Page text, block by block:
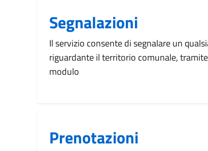
Segnalazioni
Il servizio consente di segnalare un
riguardante il territorio comunale,
modulo
Prenotazioni